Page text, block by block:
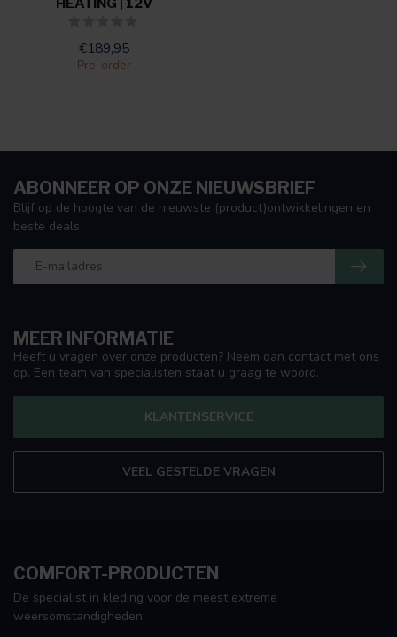
€189,95
Pre-order
MEER INFORMATIE
Heeft u vragen over onze producten? Neem dan contact met ons
op. Een team van specialisten staat u graag te woord.
KLANTENSERVICE
VEEL GESTELDE VRAGEN
ABONNEER OP ONZE NIEUWSBRIEF
Blijf op de hoogte van de nieuwste (product)ontwikkelingen en
beste deals
COMFORT-PRODUCTEN
De specialist in kleding voor de meest extreme
weersomstandigheden